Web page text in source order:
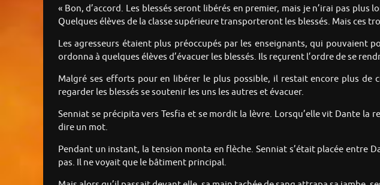
« Bon, d’accord. Les blessés seront libérés en premier, mais je n’irai pas
Quelques élèves de la classe supérieure transporteront les blessés. Mais ces
Les agresseurs étaient plus préoccupés par les enseignants, qui pouvaient
ordonna à quelques élèves d’évacuer les blessés. Ils reçurent l’ordre de se
Malgré ses efforts pour en libérer le plus possible, il restait encore plus de
regarder les blessés se soutenir les uns les autres et évacuer.
Senniat se précipita vers Tesfia et se mordit la lèvre. Lorsqu’elle vit Dante la
dire un mot.
Pendant un instant, la tension monta en flèche. Senniat s’était placée entre
pas. Il ne voyait que le bâtiment principal.